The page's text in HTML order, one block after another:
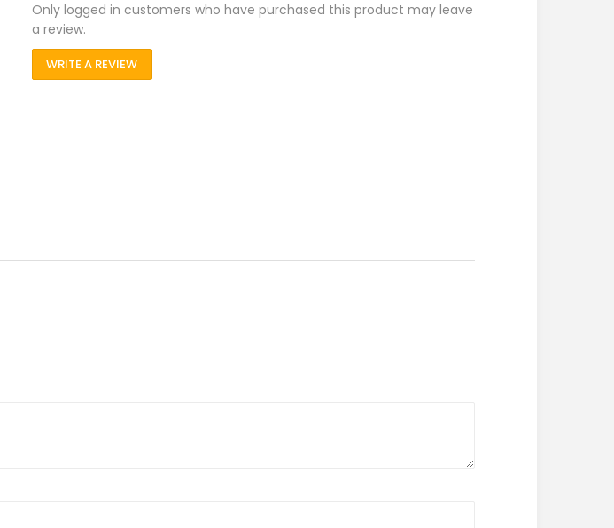
Only logged in customers who have purchased this product may leave
a review.
WRITE A REVIEW